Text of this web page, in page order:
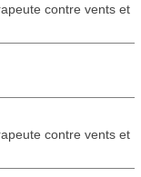
contre vents et
contre vents et